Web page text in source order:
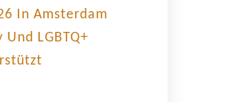
In Amsterdam
LGBTQ+